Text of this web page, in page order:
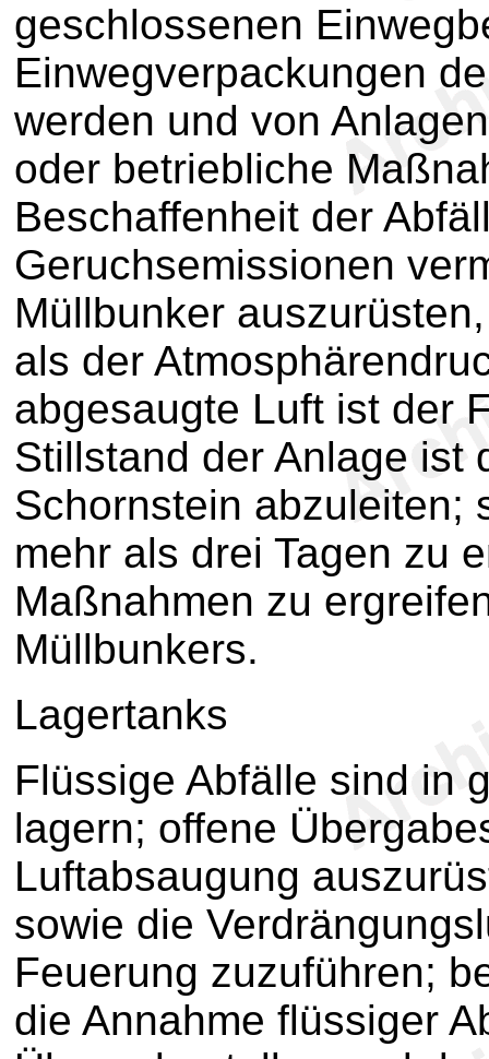
geschlossenen
Einwegverpackungen
werden und von
oder betriebliche
Beschaffenheit der
Geruchsemissionen
Müllbunker
als der
abgesaugte Luft ist der
Stillstand der Anlage ist
Schornstein abzuleiten;
mehr als drei Tagen zu
Maßnahmen zu
Müllbunkers.
Lagertanks
Flüssige Abfälle sind in
lagern; offene
Luftabsaugung
sowie die
Feuerung zuzuführen;
die Annahme flüssiger